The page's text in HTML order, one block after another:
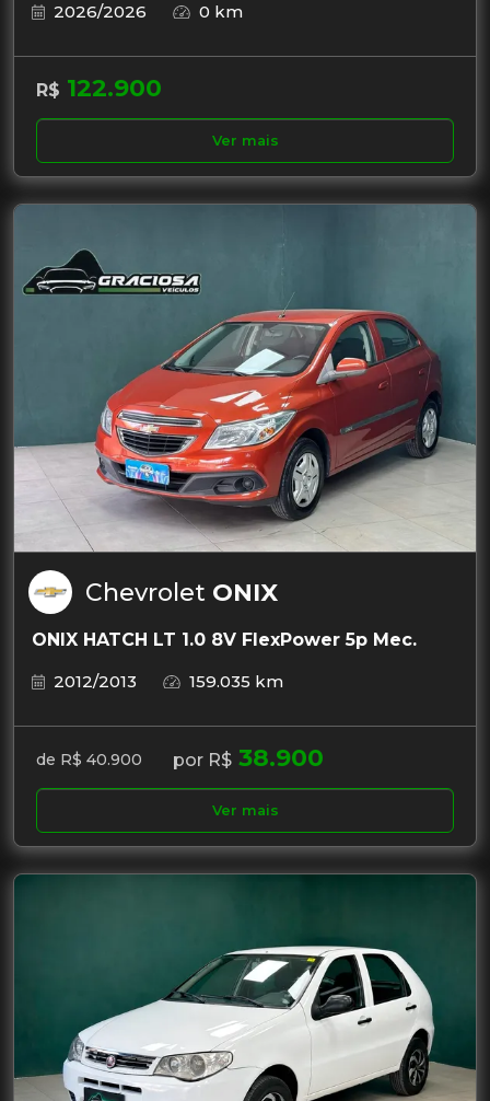
2026/2026
0 km
R$ 122.900
Ver mais
Chevrolet ONIX
ONIX HATCH LT 1.0 8V FlexPower 5p Mec.
2012/2013
159.035 km
de R$ 40.900 por R$ 38.900
Ver mais